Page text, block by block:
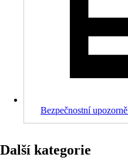
Bezpečnostní
Další kategorie